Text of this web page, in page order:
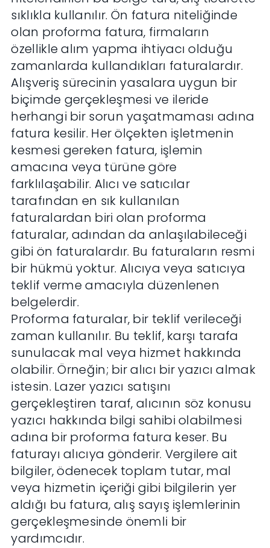
sıklıkla kullanılır. Ön fatura niteliğinde
olan proforma fatura, firmaların
özellikle alım yapma ihtiyacı olduğu
zamanlarda kullandıkları faturalardır.
Alışveriş sürecinin yasalara uygun bir
biçimde gerçekleşmesi ve ileride
herhangi bir sorun yaşatmaması adına
fatura kesilir. Her ölçekten işletmenin
kesmesi gereken fatura, işlemin
amacına veya türüne göre
farklılaşabilir. Alıcı ve satıcılar
tarafından en sık kullanılan
faturalardan biri olan proforma
faturalar, adından da anlaşılabileceği
gibi ön faturalardır. Bu faturaların resmi
bir hükmü yoktur. Alıcıya veya satıcıya
teklif verme amacıyla düzenlenen
belgelerdir.
Proforma faturalar, bir teklif verileceği
zaman kullanılır. Bu teklif, karşı tarafa
sunulacak mal veya hizmet hakkında
olabilir. Örneğin; bir alıcı bir yazıcı almak
istesin. Lazer yazıcı satışını
gerçekleştiren taraf, alıcının söz konusu
yazıcı hakkında bilgi sahibi olabilmesi
adına bir proforma fatura keser. Bu
faturayı alıcıya gönderir. Vergilere ait
bilgiler, ödenecek toplam tutar, mal
veya hizmetin içeriği gibi bilgilerin yer
aldığı bu fatura, alış sayış işlemlerinin
gerçekleşmesinde önemli bir
yardımcıdır.